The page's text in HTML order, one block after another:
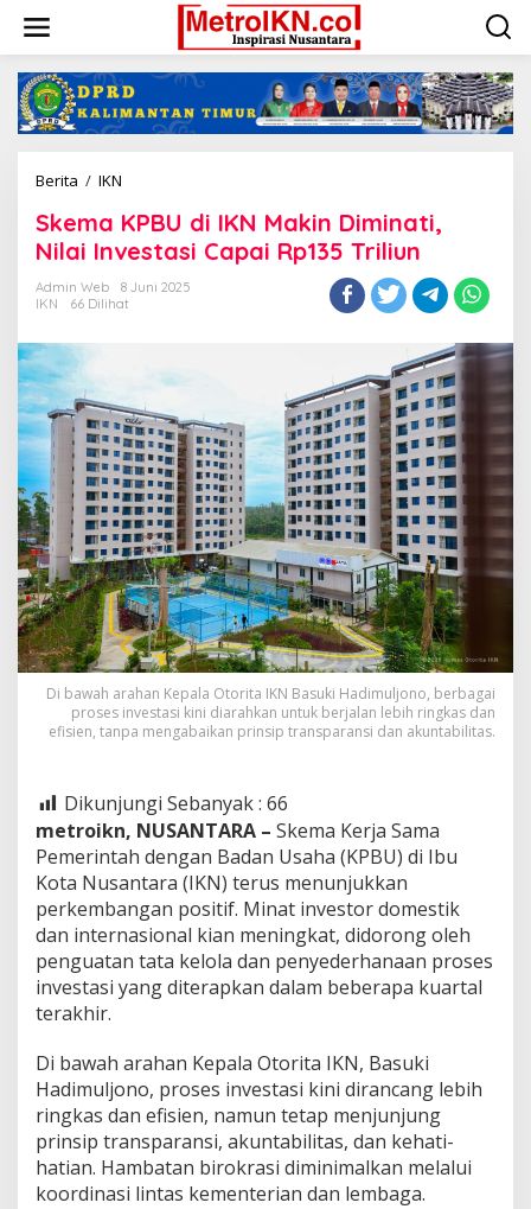
konten
Berita / IKN
di
IKN
Makin
Diminati,
Nilai
Rp135
Skema KPBU di IKN Makin Diminati,
Nilai Investasi Capai Rp135 Triliun
Admin Web
8 Juni 2025
IKN
66 Dilihat
Di bawah arahan Kepala Otorita IKN Basuki Hadimuljono, berbagai
proses investasi kini diarahkan untuk berjalan lebih ringkas dan
efisien, tanpa mengabaikan prinsip transparansi dan akuntabilitas.
Dikunjungi Sebanyak : 66
metroikn, NUSANTARA – Skema Kerja Sama
Pemerintah dengan Badan Usaha (KPBU) di Ibu
Kota Nusantara (IKN) terus menunjukkan
perkembangan positif. Minat investor domestik
dan internasional kian meningkat, didorong oleh
penguatan tata kelola dan penyederhanaan proses
investasi yang diterapkan dalam beberapa kuartal
terakhir.
Di bawah arahan Kepala Otorita IKN, Basuki
Hadimuljono, proses investasi kini dirancang lebih
ringkas dan efisien, namun tetap menjunjung
prinsip transparansi, akuntabilitas, dan kehati-
hatian. Hambatan birokrasi diminimalkan melalui
koordinasi lintas kementerian dan lembaga.